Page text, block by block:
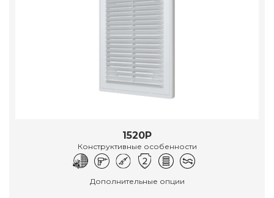
1520Р
Конструктивные особенности
Дополнительные опции